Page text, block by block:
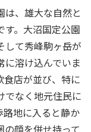
、雄大な自然と
。大沼国定公園
して秀峰駒ヶ岳が
溶け込んでいま
食店が並び、特に
でなく地元住民に
路地に入ると静か